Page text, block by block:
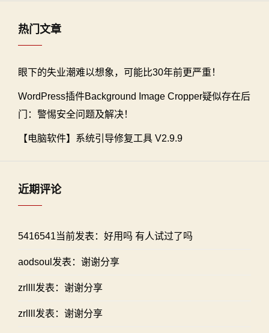
热门文章
眼下的失业潮难以想象，可能比30年前更严重！
WordPress插件Background Image Cropper疑似存在后
门：警惕安全问题及解决！
【电脑软件】系统引导修复工具 V2.9.9
近期评论
5416541当前发表：好用吗 有人试过了吗
aodsoul发表：谢谢分享
zrllll发表：谢谢分享
zrllll发表：谢谢分享